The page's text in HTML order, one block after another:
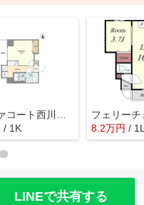
/ 1K
フェリー
8.2万円 /
LINEで共有する